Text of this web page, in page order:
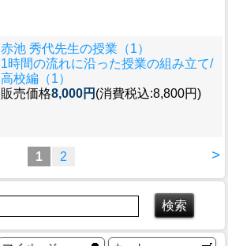
赤池 秀代先生の授業（1）
1時間の流れに沿った授業の組み立て/
高校編（1）
販売価格8,000円 (消費税込:8,800円)
>
1 2